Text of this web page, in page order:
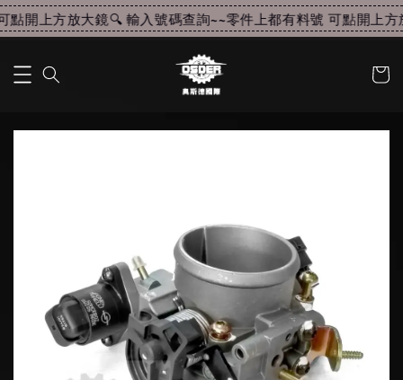
開上方放大鏡🔍 輸入號碼查詢~~零件上都有料號 可點開上方